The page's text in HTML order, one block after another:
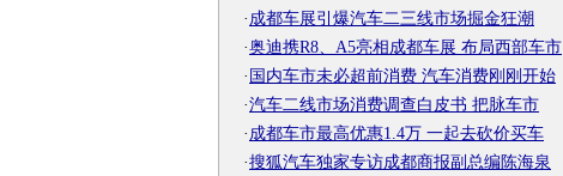
· 成都车展引爆汽车二三线市场掘金狂潮
·奥迪携R8、A5亮相成都车展 布局西部车市
· 国内车市未必超前消费 汽车消费刚刚开始
·汽车二线市场消费调查白皮书 把脉车市
· 成都车市最高优惠1.4万 一起去砍价买车
·搜狐汽车独家专访成都商报副总编陈海泉